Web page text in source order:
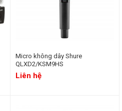
Micro không dây Shure
QLXD2/KSM9HS
Liên hệ